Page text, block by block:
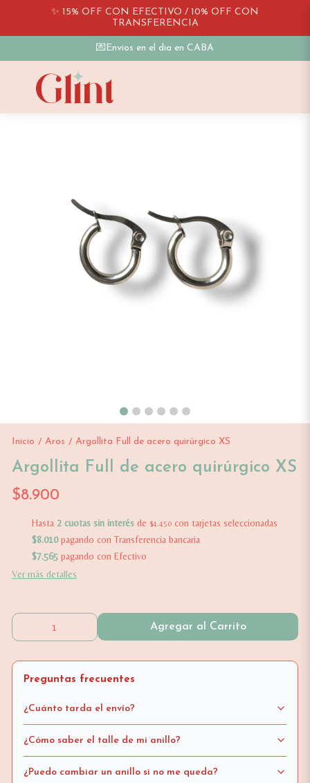
✨ 15% OFF CON EFECTIVO / 10% OFF CON
TRANSFERENCIA
💌Envios en el dia en CABA
Inicio / Aros / Argollita Full de acero quirúrgico XS
Argollita Full de acero quirúrgico XS
$8.900
Hasta 2 cuotas sin interésde $4.450con tarjetas seleccionadas
$8.010pagando con Transferencia bancaria
$7.565pagando con Efectivo
Ver más detalles
Agregar al Carrito
Preguntas frecuentes
¿Cuánto tarda el envío?
¿Cómo saber el talle de mi anillo?
¿Puedo cambiar un anillo si no me queda?